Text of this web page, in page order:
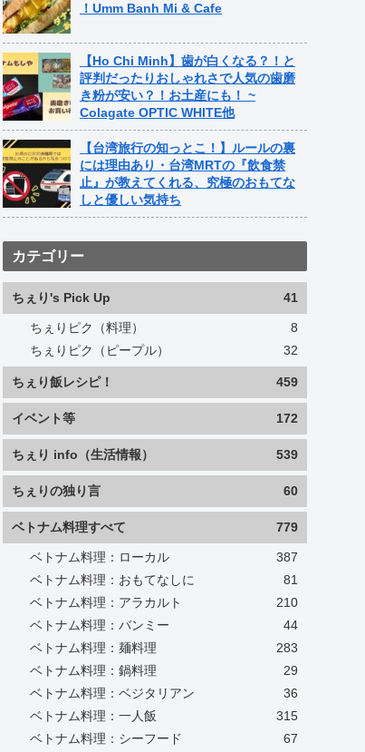
！Umm Banh Mi & Cafe
【Ho Chi Minh】歯が白くなる？！と
評判だったりおしゃれさで人気の歯磨
き粉が安い？！お土産にも！ ~
Colagate OPTIC WHITE他
【台湾旅行の知っとこ！】ルールの裏
には理由あり・台湾MRTの『飲食禁
止』が教えてくれる、究極のおもてな
しと優しい気持ち
カテゴリー
ちぇり's Pick Up 41
ちぇりピク（料理）
8
ちぇりピク（ピープル）
32
ちぇり飯レシピ！ 459
イベント等 172
ちぇり info（生活情報） 539
ちぇりの独り言 60
ベトナム料理すべて 779
ベトナム料理：ローカル
387
ベトナム料理：おもてなしに
81
ベトナム料理：アラカルト
210
ベトナム料理：バンミー
44
ベトナム料理：麺料理
283
ベトナム料理：鍋料理
29
ベトナム料理：ベジタリアン
36
ベトナム料理：一人飯
315
ベトナム料理：シーフード
67